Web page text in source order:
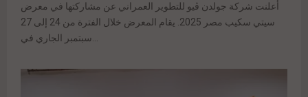
أعلنت شركة جولدن ڤيو للتطوير العمراني عن مشاركتها في معرض
سيتي سكيب مصر 2025. يقام المعرض خلال الفترة من 24 إلى 27
سبتمبر الجاري في...